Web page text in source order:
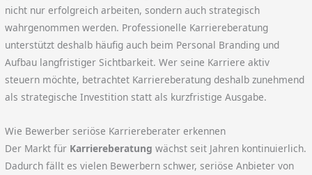
nicht nur erfolgreich arbeiten, sondern auch strategisch
wahrgenommen werden. Professionelle Karriereberatung
unterstützt deshalb häufig auch beim Personal Branding und
Aufbau langfristiger Sichtbarkeit. Wer seine Karriere aktiv
steuern möchte, betrachtet Karriereberatung deshalb zunehmend
als strategische Investition statt als kurzfristige Ausgabe.
Wie Bewerber seriöse Karriereberater erkennen
Der Markt für Karriereberatung wächst seit Jahren kontinuierlich.
Dadurch fällt es vielen Bewerbern schwer, seriöse Anbieter von